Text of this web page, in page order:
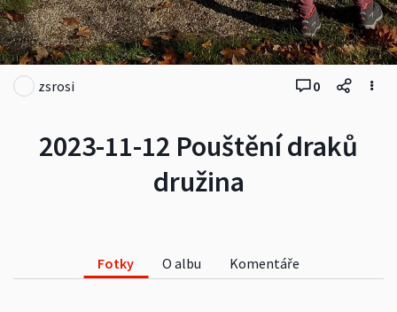
2023-11-12 Pouštění draků
družina
zsrosi 0
Fotky O albu Komentáře